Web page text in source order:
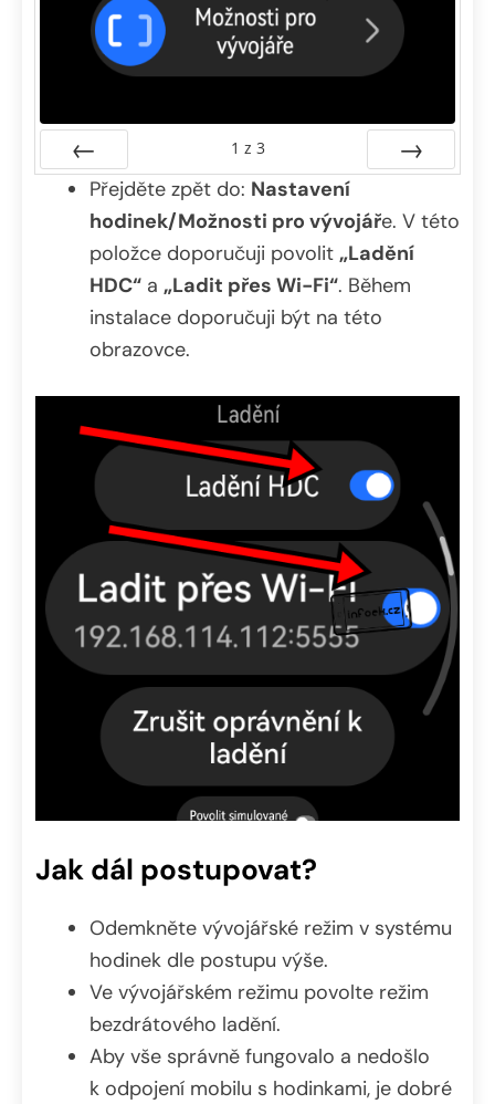
Předchozí
1 z 3
Přejděte zpět do: Nastavení
hodinek/Možnosti pro vývojáře. V této
položce doporučuji povolit „Ladění
HDC“ a „Ladit přes Wi-Fi“. Během
instalace doporučuji být na této
obrazovce.
Jak dál postupovat?
Odemkněte vývojářské režim v systému
hodinek dle postupu výše.
Ve vývojářském režimu povolte režim
bezdrátového ladění.
Aby vše správně fungovalo a nedošlo
k odpojení mobilu s hodinkami, je dobré